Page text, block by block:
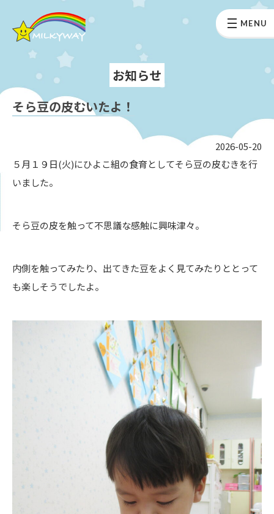
MENU
お知らせ
そら豆の皮むいたよ！
2026-05-20
５月１９日(火)にひよこ組の食育としてそら豆の皮むきを行
いました。
そら豆の皮を触って不思議な感触に興味津々。
内側を触ってみたり、出てきた豆をよく見てみたりととって
も楽しそうでしたよ。